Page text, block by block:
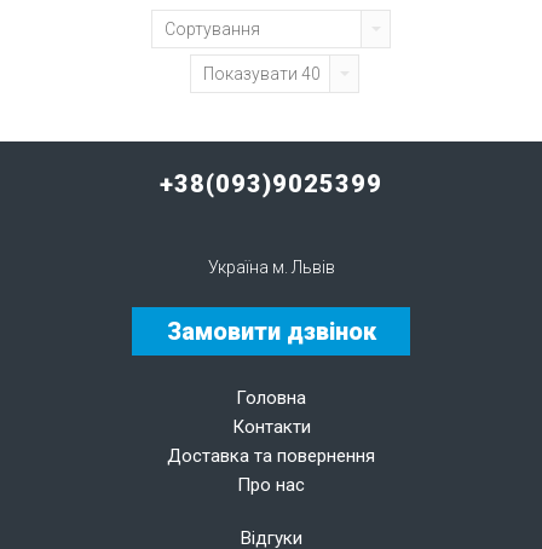
Показувати 40
Сортування
+38(093)9025399
Україна м. Львів
Замовити дзвінок
Головна
Контакти
Доставка та повернення
Про нас
Відгуки